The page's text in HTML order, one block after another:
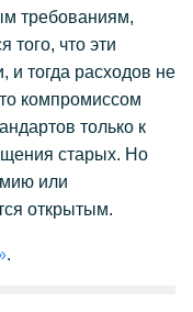
требованиям,
того, что эти
и тогда расходов не
компромиссом
только к
старых. Но
или
открытым.
.